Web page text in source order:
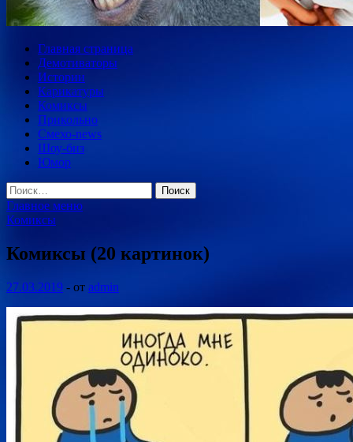
Главная страница
Демотиваторы
Истории
Карикатуры
Комиксы
Прикольно
Смехо-news
Шоу-биз
Юмор
Найти:
Главное меню
Комиксы
Комиксы (20 картинок)
27.03.2019 - от admin